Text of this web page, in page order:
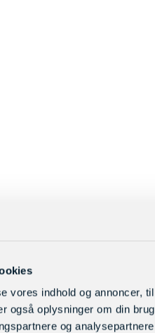
vores indhold og annoncer,
også oplysninger om din
og